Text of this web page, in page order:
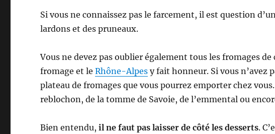
Si vous ne connaissez pas le farcement, il est question
lardons et des pruneaux.
Vous ne devez pas oublier également tous les fromages
fromage et leRhône-Alpes y fait honneur. Si vous n’avez
plateau de fromages que vous pourrez emporter chez
reblochon, de la tomme de Savoie, de l’emmental ou
Bien entendu,il ne faut pas laisser de côté les desserts.